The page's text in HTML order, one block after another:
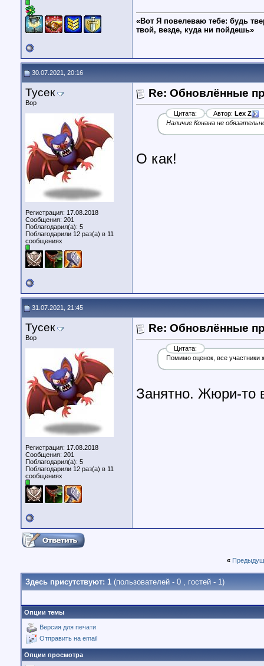
«Вот Я повелеваю тебе: будь
твой, везде, куда ни пойдешь»
30.07.2021, 20:16
Тусек
Вор
Регистрация: 17.08.2018
Сообщения: 201
Поблагодарил(а): 5
Поблагодарили 12 раз(а) в 11
сообщениях
Re: Обновлённые
Цитата: Автор: Lex Z
Наличие Конана не
О как!
31.07.2021, 21:45
Тусек
Вор
Регистрация: 17.08.2018
Сообщения: 201
Поблагодарил(а): 5
Поблагодарили 12 раз(а) в 11
сообщениях
Re: Обновлённые
Цитата:
Помимо оценок, все участники
Занятно. Жюри-то
«
Здесь присутствуют: 1 (пользователей - 0 , гостей - 1)
Опции темы
Версия для печати
Отправить на email
Опции просмотра